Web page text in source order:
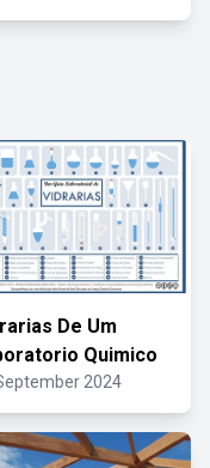
De Um
Quimico
2024